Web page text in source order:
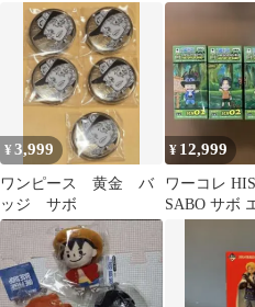
ボ アクスタ アクキ
ー 限定品
¥3,999
ワンピース 黄金 バ
ッジ サボ
¥ 12,999
ワーコレ
SABO サボ